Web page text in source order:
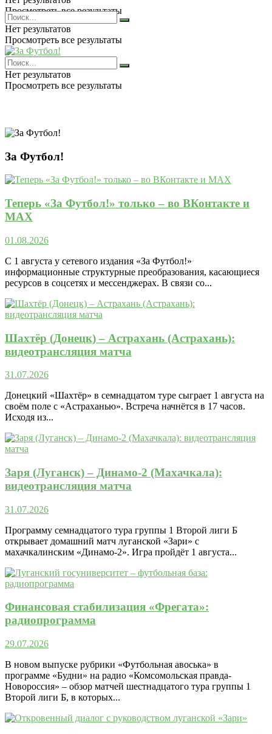
Просмотреть все результаты
Нет результатов
Просмотреть все результаты
Нет результатов
Просмотреть все результаты
За Футбол!
Теперь «За Футбол!» только – во ВКонтакте и
MAX
01.08.2026
С 1 августа у сетевого издания «За Футбол!»
информационные структурные преобразования, касающиеся
ресурсов в соцсетях и мессенджерах. В связи со...
Шахтёр (Донецк) – Астрахань (Астрахань):
видеотрансляция матча
31.07.2026
Донецкий «Шахтёр» в семнадцатом туре сыграет 1 августа на
своём поле с «Астраханью». Встреча начнётся в 17 часов.
Исходя из...
Заря (Луганск) – Динамо-2 (Махачкала):
видеотрансляция матча
31.07.2026
Программу семнадцатого тура группы 1 Второй лиги Б
открывает домашний матч луганской «Зари» с
махачкалинским «Динамо-2». Игра пройдёт 1 августа...
Финансовая стабилизация «Фрегата»:
радиопрограмма
29.07.2026
В новом выпуске рубрики «Футбольная авоська» в
программе «Будни» на радио «Комсомольская правда-
Новороссия» – обзор матчей шестнадцатого тура группы 1
Второй лиги Б, в которых...